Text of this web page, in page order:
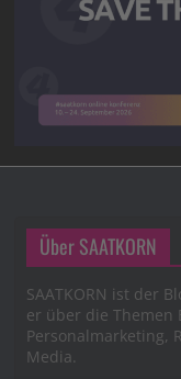
Über SAATKORN
SAATKORN ist der
er über die Themen
Personalmarketing,
Media.